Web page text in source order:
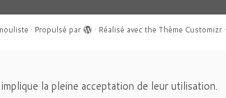
· Propulsé par · Réalisé avec the Thème Customizr·
la pleine acceptation de leur utilisation.